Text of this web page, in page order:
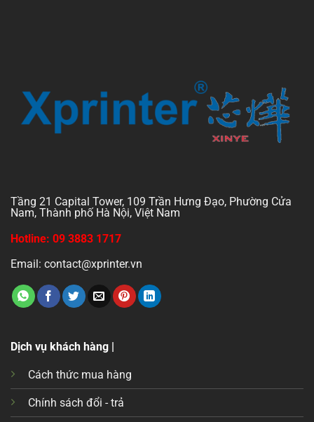
Tầng 21 Capital Tower, 109 Trần Hưng Đạo, Phường Cửa
Nam, Thành phố Hà Nội, Việt Nam
Hotline: 09 3883 1717
Email: contact@xprinter.vn
Dịch vụ khách hàng |
Cách thức mua hàng
Chính sách đổi - trả